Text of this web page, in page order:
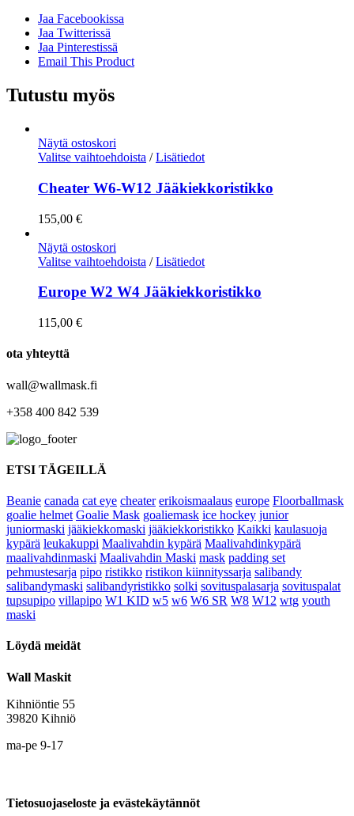
Jaa Facebookissa
Jaa Twitterissä
Jaa Pinterestissä
Email This Product
Tutustu myös
Näytä ostoskori
Valitse vaihtoehdoista / Lisätiedot
Cheater W6-W12 Jääkiekkoristikko
155,00 €
Näytä ostoskori
Valitse vaihtoehdoista / Lisätiedot
Europe W2 W4 Jääkiekkoristikko
115,00 €
ota yhteyttä
wall@wallmask.fi
+358 400 842 539
ETSI TÄGEILLÄ
Beanie canada cat eye cheater erikoismaalaus europe Floorballmask
goalie helmet Goalie Mask goaliemask ice hockey junior
juniormaski jääkiekkomaski jääkiekkoristikko Kaikki kaulasuoja
kypärä leukakuppi Maalivahdin kypärä Maalivahdinkypärä
maalivahdinmaski Maalivahdin Maski mask padding set
pehmustesarja pipo ristikko ristikon kiinnityssarja salibandy
salibandymaski salibandyristikko solki sovituspalasarja sovituspalat
tupsupipo villapipo W1 KID w5 w6 W6 SR W8 W12 wtg youth
maski
Löydä meidät
Wall Maskit
Kihniöntie 55
39820 Kihniö
ma-pe 9-17
Tietosuojaseloste ja evästekäytännöt